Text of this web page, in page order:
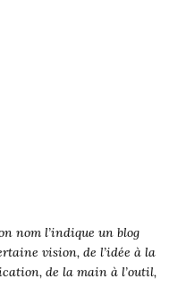
nom l’indique un blog
vision, de l’idée à la
de la main à l’outil,